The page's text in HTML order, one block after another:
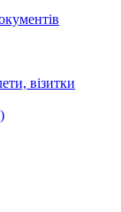
візитки